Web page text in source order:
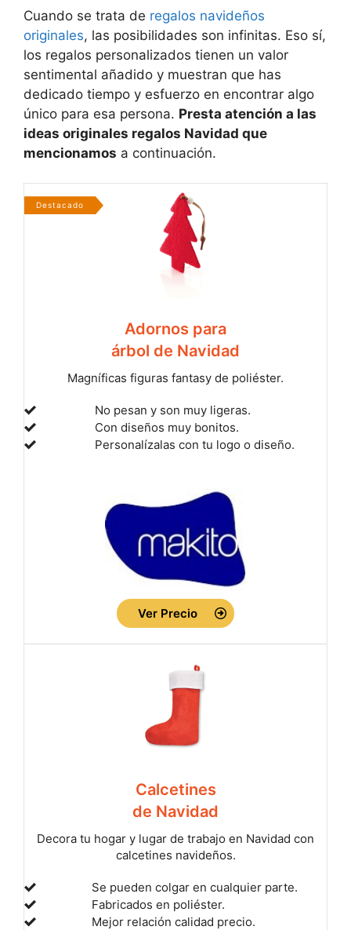
Cuando se trata de regalos navideños
originales, las posibilidades son infinitas. Eso sí,
los regalos personalizados tienen un valor
sentimental añadido y muestran que has
dedicado tiempo y esfuerzo en encontrar algo
único para esa persona. Presta atención a las
ideas originales regalos Navidad que
mencionamos a continuación.
Destacado
Adornos para
árbol de Navidad
Magníficas figuras fantasy de poliéster.
No pesan y son muy ligeras.
Con diseños muy bonitos.
Personalízalas con tu logo o diseño.
Ver Precio
Calcetines
de Navidad
Decora tu hogar y lugar de trabajo en Navidad con
calcetines navideños.
Se pueden colgar en cualquier parte.
Fabricados en poliéster.
Mejor relación calidad precio.